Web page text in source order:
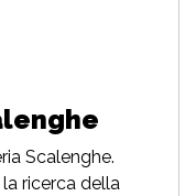
Scalenghe.
ricerca della